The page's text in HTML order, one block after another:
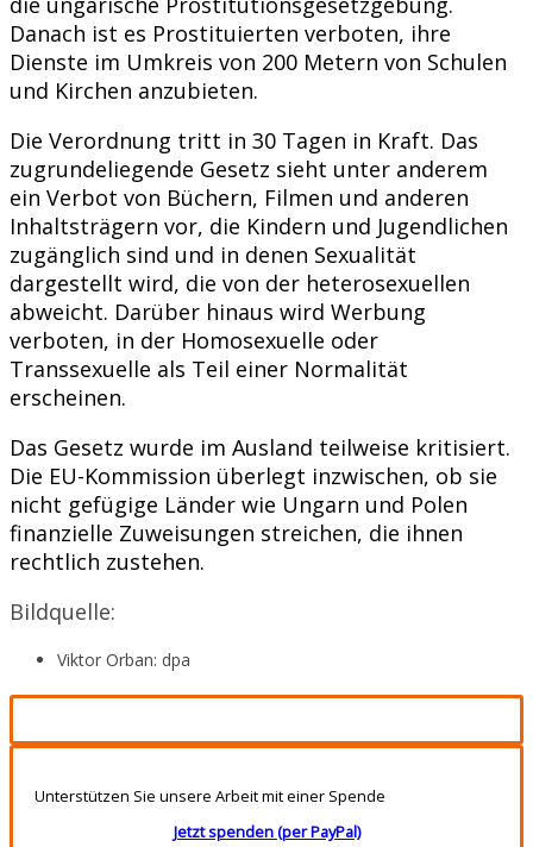
Danach ist es Prostituierten verboten, ihre
Dienste im Umkreis von 200 Metern von Schulen
und Kirchen anzubieten.
Die Verordnung tritt in 30 Tagen in Kraft. Das
zugrundeliegende Gesetz sieht unter anderem
ein Verbot von Büchern, Filmen und anderen
Inhaltsträgern vor, die Kindern und Jugendlichen
zugänglich sind und in denen Sexualität
dargestellt wird, die von der heterosexuellen
abweicht. Darüber hinaus wird Werbung
verboten, in der Homosexuelle oder
Transsexuelle als Teil einer Normalität
erscheinen.
Das Gesetz wurde im Ausland teilweise kritisiert.
Die EU-Kommission überlegt inzwischen, ob sie
nicht gefügige Länder wie Ungarn und Polen
finanzielle Zuweisungen streichen, die ihnen
rechtlich zustehen.
Bildquelle:
Viktor Orban: dpa
Unterstützen Sie unsere Arbeit mit einer Spende
Jetzt spenden (per PayPal)